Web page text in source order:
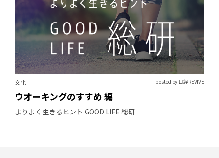
文化 posted by 日経REVIVE
ウオーキングのすすめ 編
よりよく生きるヒント GOOD LIFE 総研